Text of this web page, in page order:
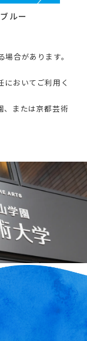
ルー
合があります。
おいてご利用く
または京都芸術